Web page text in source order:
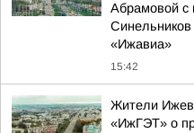
Абрамовой с
Синельников
«Ижавиа»
15:42
Жители
«ИжГЭТ» о